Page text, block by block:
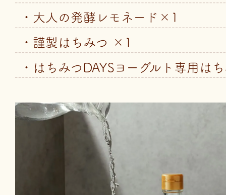
・大人の発酵レモネード×1
・謹製はちみつ ×1
・はちみつDAYSヨーグルト専用は